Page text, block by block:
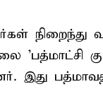
நிறைந்து
'பத்மாட்சி
இது